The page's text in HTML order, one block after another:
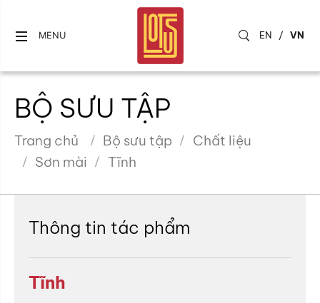
MENU EN / VN
BỘ SƯU TẬP
Trang chủ Bộ sưu tập
Chất liệu
Sơn mài
Tĩnh
Thông tin tác phẩm
Tĩnh